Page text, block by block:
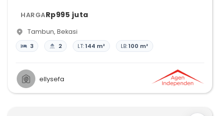
HARGARp995 juta
Tambun, Bekasi
3 2 LT:144 m² LB:100 m²
ellysefa